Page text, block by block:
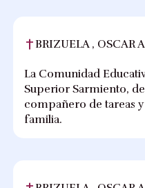
BRIZUELA , OSCAR
La Comunidad
Superior Sarmiento,
compañero de tareas
familia.